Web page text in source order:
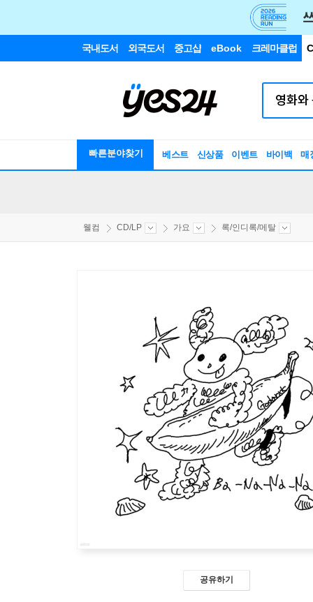
국내도서 외국도서 중고샵 eBook 크레마클럽
빠른분야찾기 베스트 신상품 이벤트 바이백 매
웰컴 CD/LP 가요 록/인디록/메탈
공유하기